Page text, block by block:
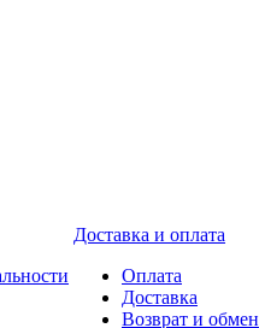
Доставка и оплата
Оплата
Доставка
Возврат и обмен